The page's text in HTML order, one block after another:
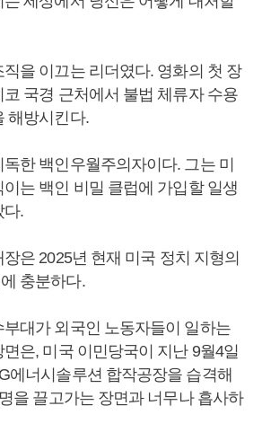
을 이끄는 리더였다. 영화의 첫 장
국경 근처에서 불법 체류자 수용
해방시킨다.
한 백인우월주의자이다. 그는 미
는 백인 비밀 클럽에 가입할 일생
다.
은 2025년 현재 미국 정치 지형의
충분하다.
대가 외국인 노동자들이 일하는
은, 미국 이민당국이 지난 9월4일
에너시솔루션 합작공장을 습격해
을 끌고가는 장면과 너무나 흡사하